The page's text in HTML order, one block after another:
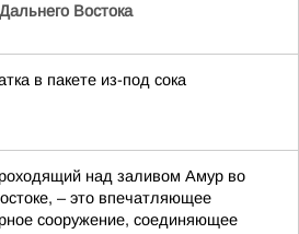
Востока
в пакете из-под сока
над заливом Амур во
– это впечатляющее
сооружение, соединяющее